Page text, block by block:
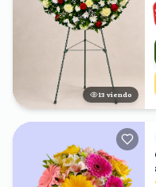
13 viendo